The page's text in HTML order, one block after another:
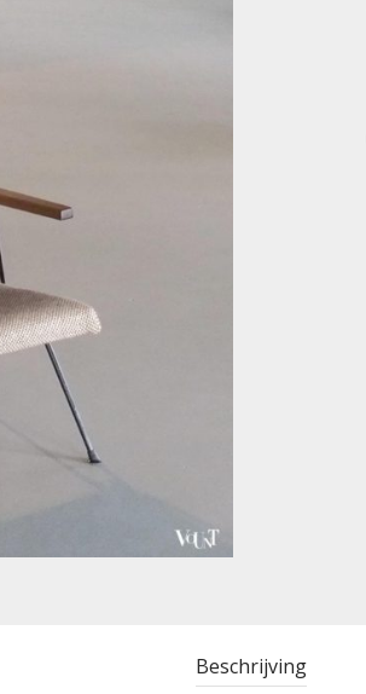
Beschrijving